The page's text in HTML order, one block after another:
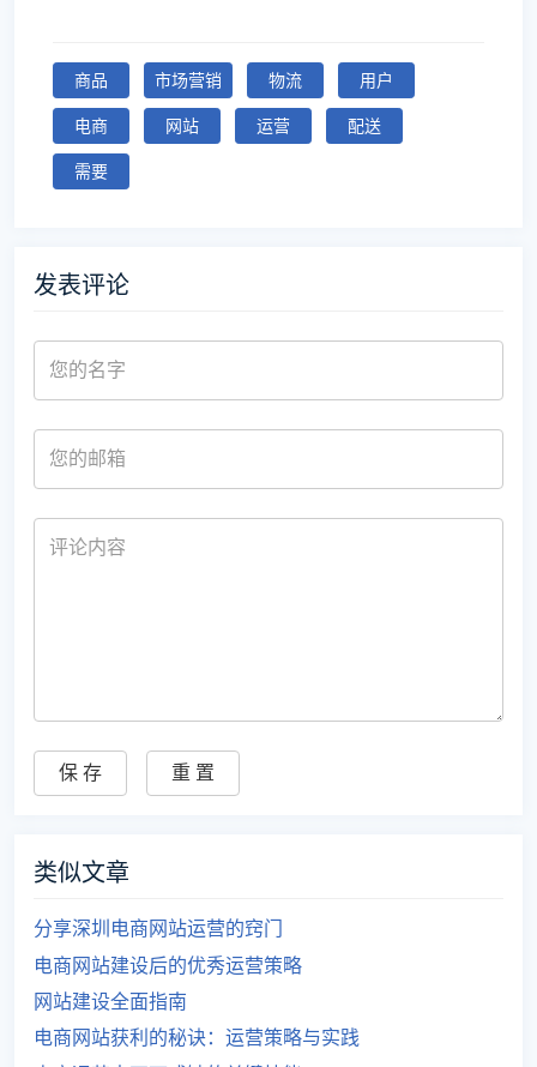
商品 市场营销 物流
用户
电商
网站 运营
配送
需要
发表评论
类似文章
分享深圳电商网站运营的窍门
电商网站建设后的优秀运营策略
网站建设全面指南
电商网站获利的秘诀：运营策略与实践